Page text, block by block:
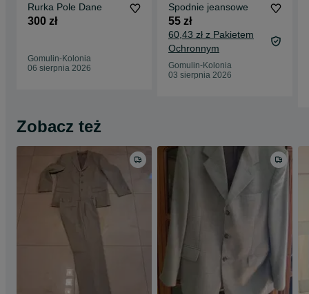
Rurka Pole Dane
300 zł
Gomulin-Kolonia
06 sierpnia 2026
Spodnie jeansowe
55 zł
60,43 zł z Pakietem
Ochronnym
Gomulin-Kolonia
03 sierpnia 2026
Zobacz też